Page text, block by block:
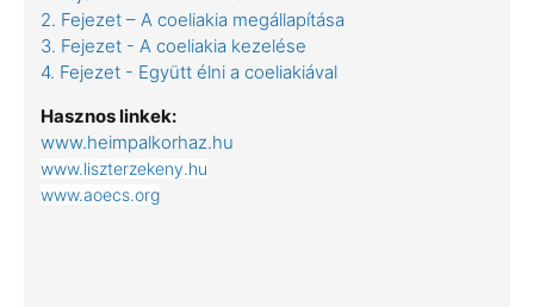
2. Fejezet – A coeliakia megállapítása
3. Fejezet - A coeliakia kezelése
4. Fejezet - Együtt élni a coeliakiával
Hasznos linkek:
www.heimpalkorhaz.hu
www.liszterzekeny.hu
www.aoecs.org